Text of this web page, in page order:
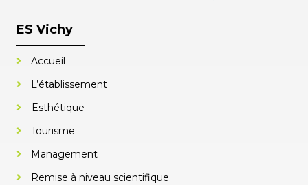
ES Vichy
Accueil
L’établissement
Esthétique
Tourisme
Management
Remise à niveau scientifique